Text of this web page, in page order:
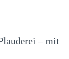
– mit